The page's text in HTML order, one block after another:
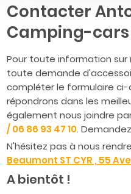
Contacter
Camping-cars
Pour toute information sur
toute demande
compléter le formulaire ci-
répondrons dans les
également nous joindre
/ 06 86 93 47 10.
N'hésitez pas à nous
Beaumont ST CYR , 55
A bientôt !